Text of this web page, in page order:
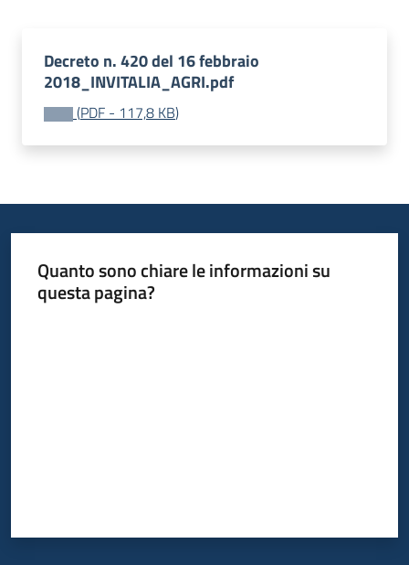
Decreto n. 420 del 16 febbraio
2018_INVITALIA_AGRI.pdf
(PDF - 117,8 KB)
Quanto sono chiare le informazioni su
questa pagina?